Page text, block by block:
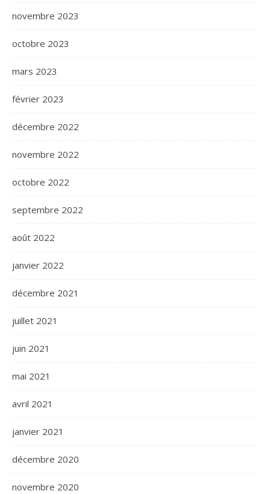
novembre 2023
octobre 2023
mars 2023
février 2023
décembre 2022
novembre 2022
octobre 2022
septembre 2022
août 2022
janvier 2022
décembre 2021
juillet 2021
juin 2021
mai 2021
avril 2021
janvier 2021
décembre 2020
novembre 2020